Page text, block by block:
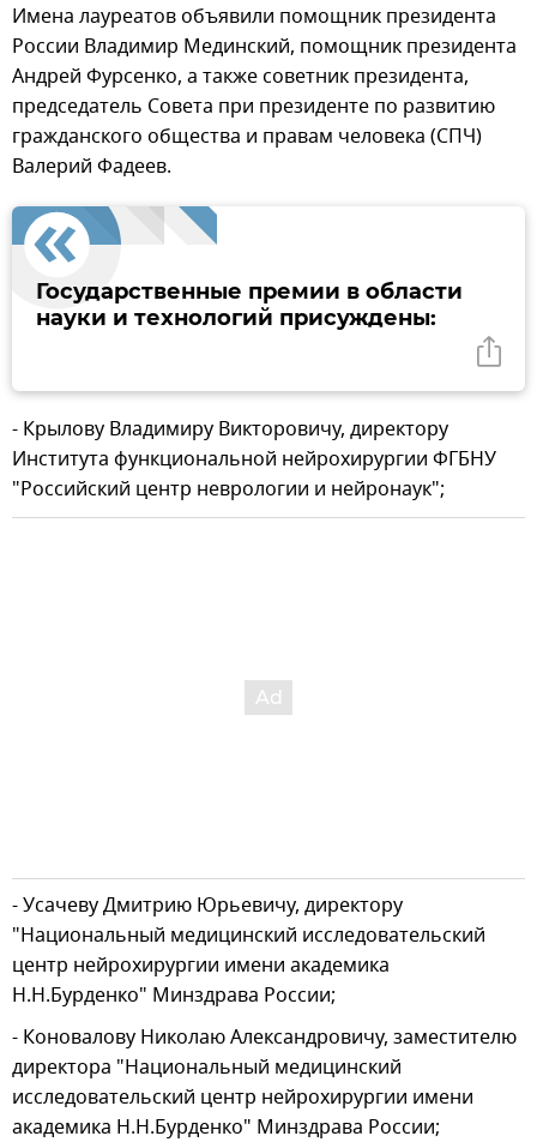
Имена лауреатов объявили помощник президента
России Владимир Мединский, помощник президента
Андрей Фурсенко, а также советник президента,
председатель Совета при президенте по развитию
гражданского общества и правам человека (СПЧ)
Валерий Фадеев.
Государственные премии в области
науки и технологий присуждены:
- Крылову Владимиру Викторовичу, директору
Института функциональной нейрохирургии ФГБНУ
"Российский центр неврологии и нейронаук";
- Усачеву Дмитрию Юрьевичу, директору
"Национальный медицинский исследовательский
центр нейрохирургии имени академика
Н.Н.Бурденко" Минздрава России;
- Коновалову Николаю Александровичу, заместителю
директора "Национальный медицинский
исследовательский центр нейрохирургии имени
академика Н.Н.Бурденко" Минздрава России;